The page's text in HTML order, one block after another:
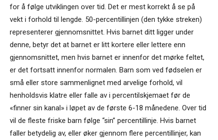
for å følge utviklingen over tid. Det er mest korrekt å se på
vekt i forhold til lengde. 50-percentillinjen (den tykke streken)
representerer gjennomsnittet. Hvis barnet ditt ligger under
denne, betyr det at barnet er litt kortere eller lettere enn
gjennomsnittet, men hvis barnet er innenfor det mørke feltet,
er det fortsatt innenfor normalen. Barn som ved fødselen er
små eller store sammenlignet med arvelige forhold, vil
henholdsvis klatre eller falle av i percentilskjemaet før de
«finner sin kanal» i løpet av de første 6-18 månedene. Over tid
vil de fleste friske barn følge “sin” percentillinje. Hvis barnet
faller betydelig av, eller øker gjennom flere percentillinjer, kan